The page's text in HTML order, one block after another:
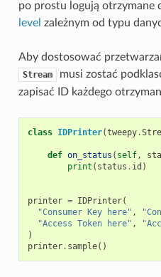
po prostu logują otrzymane
level zależnym od typu
Aby dostosować
Stream
musi zostać
zapisać ID każdego
class IDPrinter(tweepy.
def on_status ( self,
print ( status . id )
printer = IDPrinter(
"Consumer Key here" ,
"Access Token here" ,
)
printer. sample()